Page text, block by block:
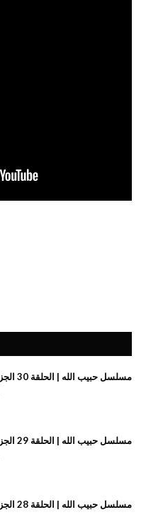
مسلسل حبيب الله | الحلقة 30 الجزء الثالث
مسلسل حبيب الله | الحلقة 29 الجزء الثالث
مسلسل حبيب الله | الحلقة 28 الجزء الثالث